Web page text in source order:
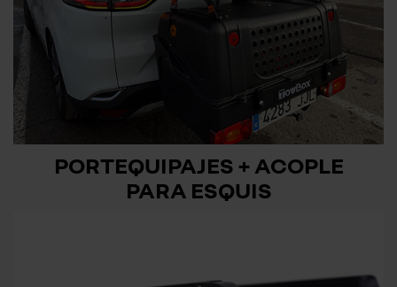
PORTEQUIPAJES + ACOPLE
PARA ESQUIS